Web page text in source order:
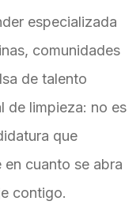
especializada
comunidades
de talento
de limpieza: no es
que
cuanto se abra
contigo.